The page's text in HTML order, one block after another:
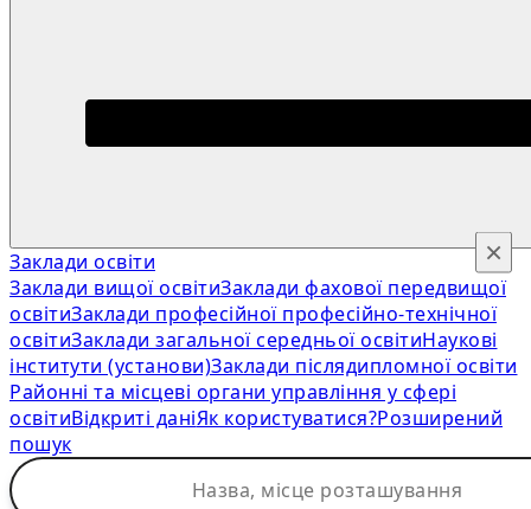
Заклади освіти
Заклади вищої освітиЗаклади фахової передвищої
освітиЗаклади професійної професійно-технічної
освітиЗаклади загальної середньої освітиНаукові
інститути (установи)Заклади післядипломної освіти
Районні та місцеві органи управління у сфері
освітиВідкриті даніЯк користуватися?Розширений
пошук
×